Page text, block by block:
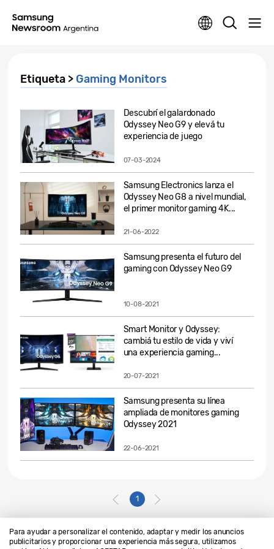
Para ayudar a personalizar el contenido, adaptar y medir los anuncios
publicitarios y proporcionar una experiencia más segura, utilizamos
Etiqueta > Gaming Monitors
Descubrí el galardonado
Odyssey Neo G9 y elevá tu
experiencia de juego
07-03-2024
Samsung Electronics lanza el
Odyssey Neo G8 a nivel mundial,
el primer monitor gaming 4K...
21-06-2022
Samsung presenta el futuro del
gaming con Odyssey Neo G9
10-08-2021
Smart Monitor y Odyssey:
cambiá tu estilo de vida y viví
una experiencia gaming...
20-07-2021
Samsung presenta su línea
ampliada de monitores gaming
Odyssey 2021
22-06-2021
1